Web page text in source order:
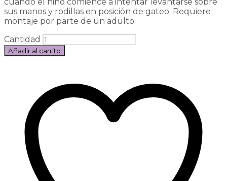
sus manos y rodillas en posición de gateo. Requiere
montaje por parte de un adulto.
Cantidad
Añadir al carrito